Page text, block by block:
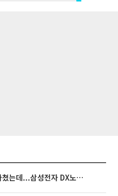
3445억 자사주 지급 마쳤는데...삼성전자 DX노조, 뒤늦은 '떼쓰기 집회'